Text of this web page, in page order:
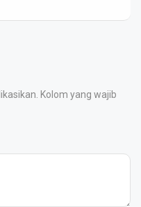
Kolom yang wajib